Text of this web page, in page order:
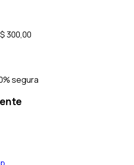
300,00
segura